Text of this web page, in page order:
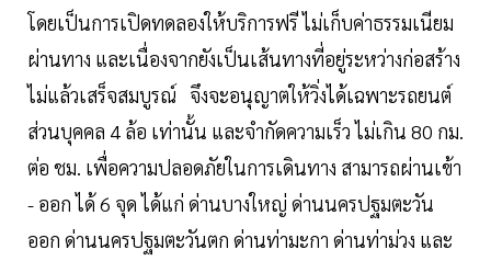
โดยเป็นการเปิดทดลองให้บริการฟรี ไม่เก็บค่าธรรมเนียม
ผ่านทาง และเนื่องจากยังเป็นเส้นทางที่อยู่ระหว่างก่อสร้าง
ไม่แล้วเสร็จสมบูรณ์ จึงจะอนุญาตให้วิ่งได้เฉพาะรถยนต์
ส่วนบุคคล 4 ล้อ เท่านั้น และจำกัดความเร็ว ไม่เกิน 80 กม.
ต่อ ชม. เพื่อความปลอดภัยในการเดินทาง สามารถผ่านเข้า
- ออก ได้ 6 จุด ได้แก่ ด่านบางใหญ่ ด่านนครปฐมตะวัน
ออก ด่านนครปฐมตะวันตก ด่านท่ามะกา ด่านท่าม่วง และ